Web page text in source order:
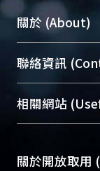
關於 (About)
臺大位居世界
展現本校豐碩
機構典藏（
台，成為臺
成果。
聯絡資訊
總館學科館員
醫學圖書館學
Sciences
相關網站
關於開放取用